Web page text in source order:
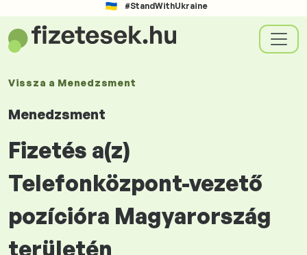
#StandWithUkraine
Vissza a Menedzsment
Menedzsment
Fizetés a(z)
Telefonközpont-vezető
pozícióra Magyarország
területén